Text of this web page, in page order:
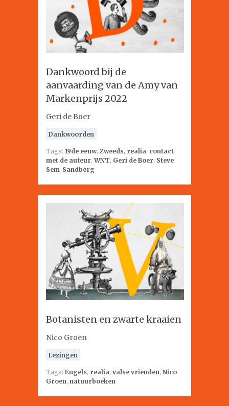
Dankwoord bij de
aanvaarding van de Amy van
Markenprijs 2022
Geri de Boer
Dankwoorden
Tags: 19de eeuw, Zweeds, realia, contact
met de auteur,WNT, Geri de Boer, Steve
Sem-Sandberg
Botanisten en zwarte kraaien
Nico Groen
Lezingen
Tags: Engels, realia, valse vrienden, Nico
Groen, natuurboeken